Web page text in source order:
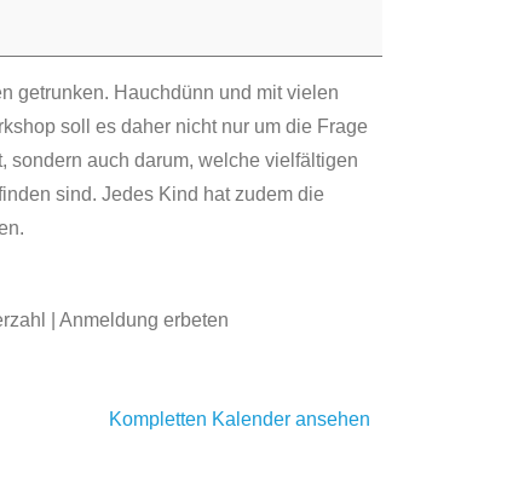
getrunken. Hauchdünn und mit vielen
soll es daher nicht nur um die Frage
sondern auch darum, welche vielfältigen
sind. Jedes Kind hat zudem die
| Anmeldung erbeten
Kompletten Kalender ansehen